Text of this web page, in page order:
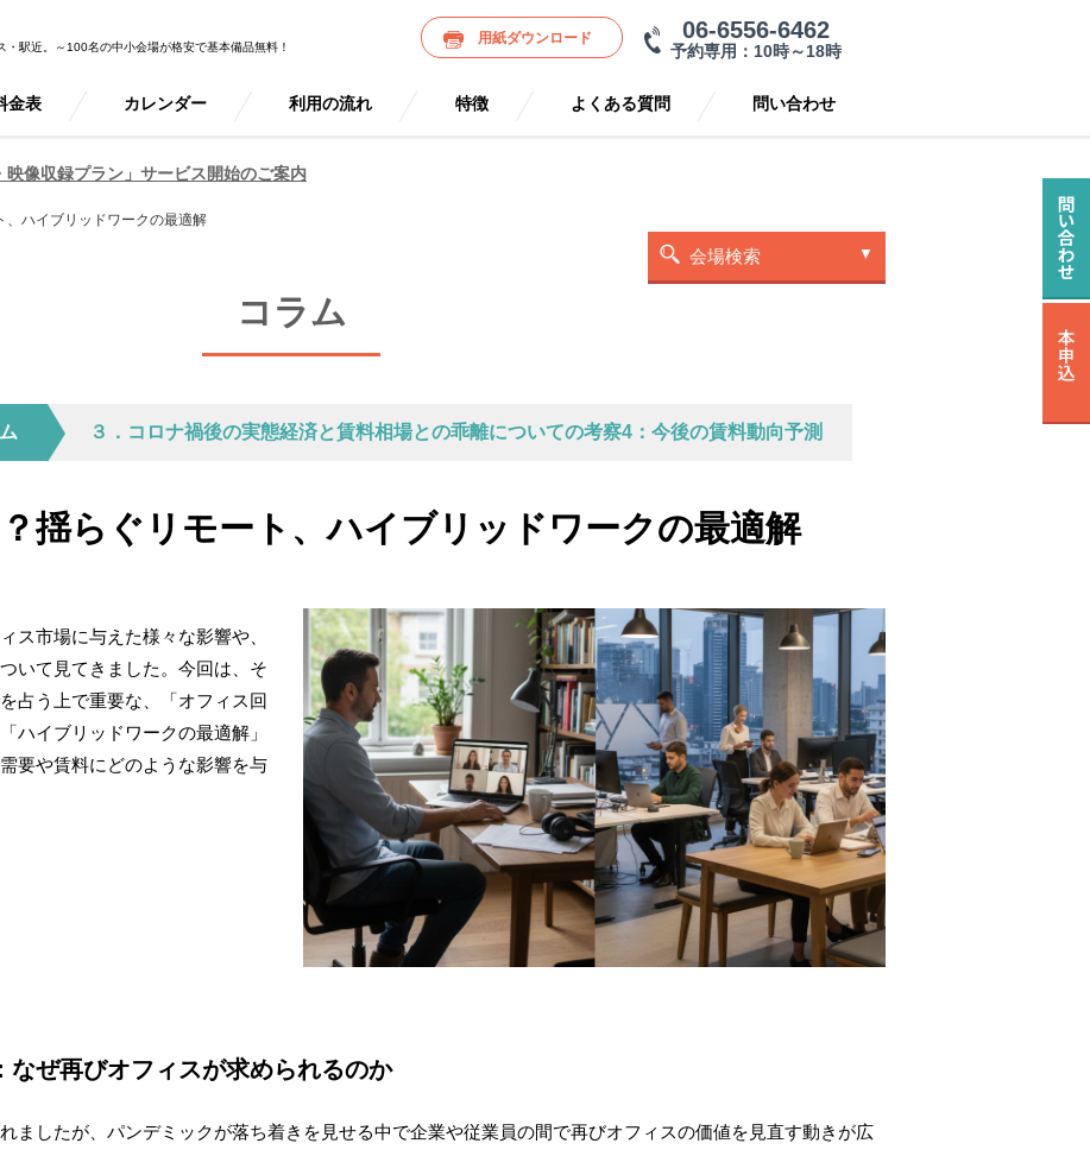
駅近。～100名の中小会場が格安で基本備品無料！
用紙ダウンロード 06-6556-6462
予約専用：10時～18時
金表 カレンダー 利用の流れ 特徴 よくある質問 問い合わせ
映像収録プラン」サービス開始のご案内
、ハイブリッドワークの最適解
会場検索
コラム
３．コロナ禍後の実態経済と賃料相場との乖離についての考察4：今後の賃料動向予測
揺らぐリモート、ハイブリッドワークの最適解
ス市場に与えた様々な影響や、
いて見てきました。今回は、そ
占う上で重要な、「オフィス回
ハイブリッドワークの最適解」
要や賃料にどのような影響を与
なぜ再びオフィスが求められるのか
ましたが、パンデミックが落ち着きを見せる中で企業や従業員の間で再びオフィスの価値を見直す動きが広